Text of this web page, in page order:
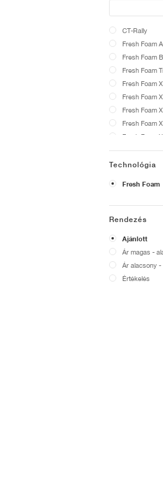
CT-Rally
Fresh Foam
Fresh Foam
Fresh Foam
Fresh Foam
Fresh Foam
Fresh Foam
Fresh Foam
Fresh Foam
Fresh Foam
Fresh Foam X
Technológia
Fresh Foam
Rendezés
Ajánlott
Ár magas -
Ár alacsony -
Értékelés